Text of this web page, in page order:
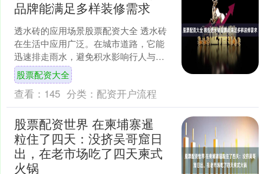
品牌能满足多样装修需求
透水砖的应用场景股票配资大全 透水砖
在生活中应用广泛。在城市道路，它能
迅速排走雨水，避免积水影响行人与车
辆通行；公园广场铺设透水砖，增添美
观同时，让地面在雨后保....
股票配资大全
查看： 145 分类： 配资开户流程
股票配资世界 在柬埔寨暹
粒住了四天：没挤吴哥窟日
出，在老市场吃了四天柬式
火锅